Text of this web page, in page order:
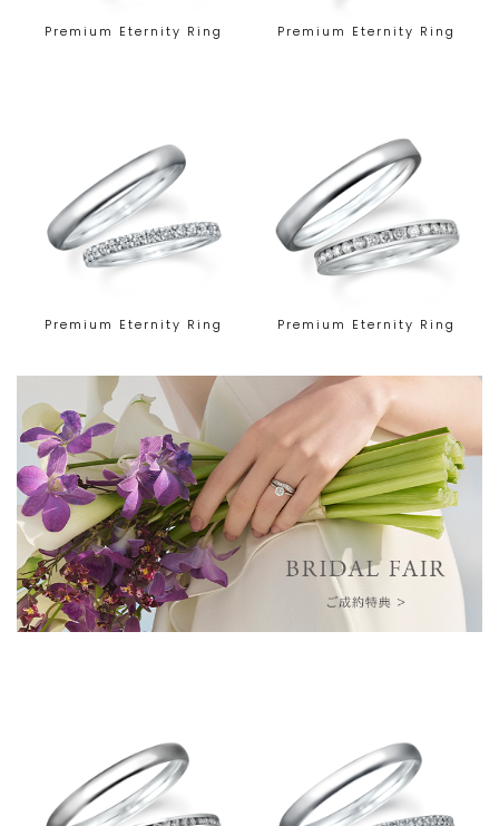
Premium Eternity Ring Premium Eternity Ring
Premium Eternity Ring Premium Eternity Ring